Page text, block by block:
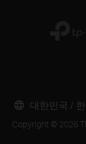
Copyright © 2026
대한민국 /